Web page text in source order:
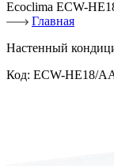
Ecoclima ECW-
Главная
Настенный
Код: ECW-HE18/